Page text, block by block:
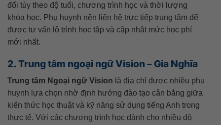
đổi tùy theo độ tuổi, chương trình học và thời lượng
khóa học. Phụ huynh nên liên hệ trực tiếp trung tâm để
được tư vấn lộ trình học tập và cập nhật mức học phí
mới nhất.
2. Trung tâm ngoại ngữ Vision – Gia Nghĩa
Trung tâm Ngoại ngữ Vision là địa chỉ được nhiều phụ
huynh lựa chọn nhờ định hướng đào tạo cân bằng giữa
kiến thức học thuật và kỹ năng sử dụng tiếng Anh trong
thực tế. Với các chương trình học dành cho nhiều độ